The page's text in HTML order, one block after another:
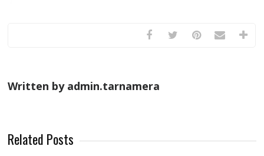
Written by admin.tarnamera
Related Posts